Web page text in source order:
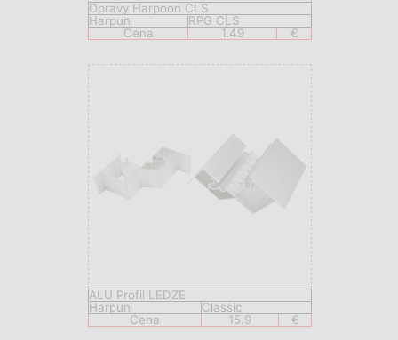
Opravy Harpoon CLS
Harpun
RPG CLS
Cena
1.49 €
ALU Profil LEDZE
Harpun
Classic
Cena
15.9 €